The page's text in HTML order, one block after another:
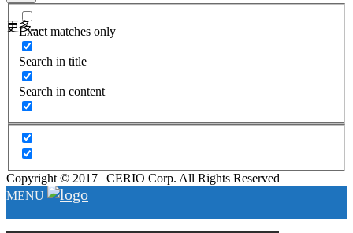
更多.....
Exact matches only
Search in title
Search in content
Copyright © 2017 | CERIO Corp. All Rights Reserved
MENU